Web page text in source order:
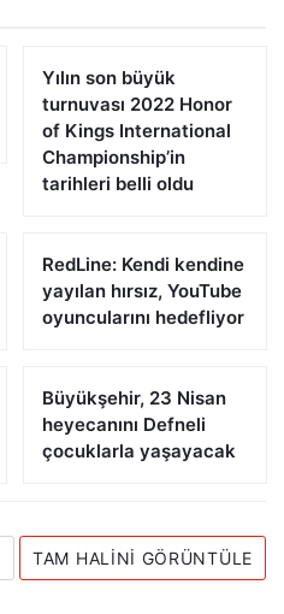
Yılın son büyük
turnuvası 2022 Honor
of Kings International
Championship’in
tarihleri belli oldu
RedLine: Kendi kendine
yayılan hırsız, YouTube
oyuncularını hedefliyor
Büyükşehir, 23 Nisan
heyecanını Defneli
çocuklarla yaşayacak
TAM HALINI GÖRÜNTÜLE